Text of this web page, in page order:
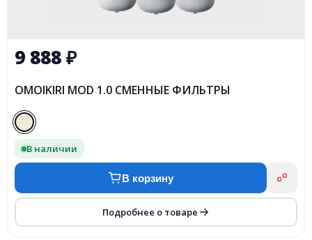
9 888₽
OMOIKIRI MOD 1.0 СМЕННЫЕ ФИЛЬТРЫ
В наличии
В корзину
Подробнее о товаре